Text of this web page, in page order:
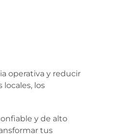
operativa y reducir
los
y de alto
tus